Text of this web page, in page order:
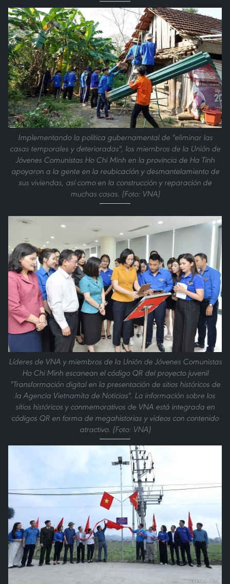
Implementando la política gubernamental de "eliminar las
casas temporales y deterioradas", los miembros de la Unión de
Jóvenes Comunistas Ho Chi Minh en la provincia de Ha Tinh
apoyaron a la gente en la reubicación y desmantelamiento de
sus viviendas, así como en la construcción y reparación de
muchas casas. (Foto: VNA)
Líderes de VNA y miembros de la Unión de Jóvenes Comunistas
Ho Chi Minh escanean el código QR del proyecto juvenil
"Transformación digital en la presentación de sitios históricos de
la Agencia Vietnamita de Noticias". La información sobre los
sitios históricos y conmemorativos de VNA está integrada en
códigos QR en forma de megahistorias y videos con contenido
atractivo. (Foto: VNA)